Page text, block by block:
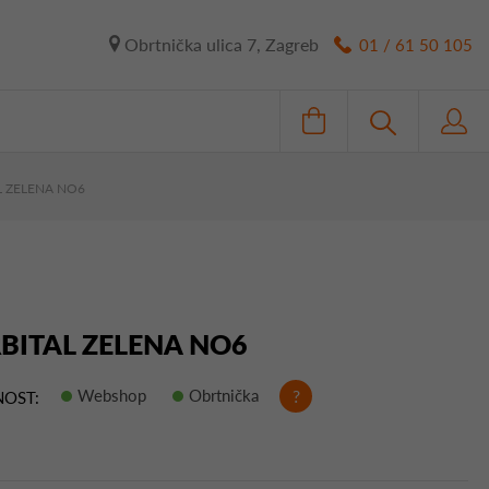
Obrtnička ulica 7, Zagreb 01 / 61 50 105
ZELENA NO6
ZELENA NO6
Webshop Obrtnička ?